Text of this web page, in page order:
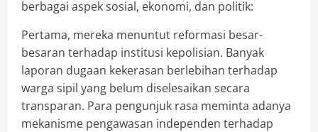
berbagai aspek sosial, ekonomi, dan politik:
Pertama, mereka menuntut reformasi besar-
besaran terhadap institusi kepolisian. Banyak
laporan dugaan kekerasan berlebihan terhadap
warga sipil yang belum diselesaikan secara
transparan. Para pengunjuk rasa meminta adanya
mekanisme pengawasan independen terhadap